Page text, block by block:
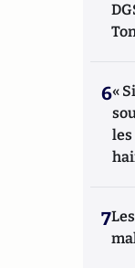
6«
les
7